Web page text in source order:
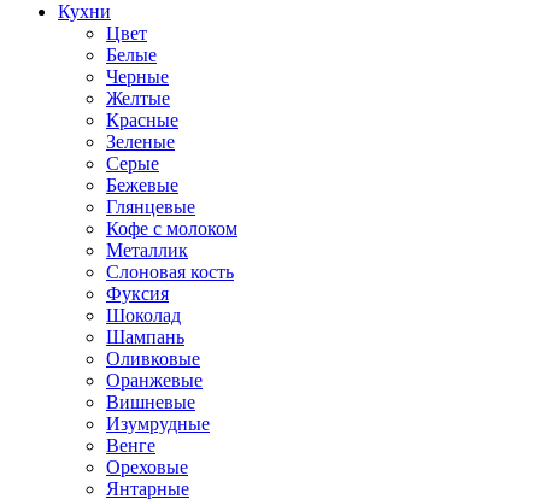
Кухни
Цвет
Белые
Черные
Желтые
Красные
Зеленые
Серые
Бежевые
Глянцевые
Кофе с молоком
Металлик
Слоновая кость
Фуксия
Шоколад
Шампань
Оливковые
Оранжевые
Вишневые
Изумрудные
Венге
Ореховые
Янтарные